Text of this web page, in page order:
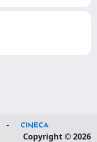
-
Copyright © 2026